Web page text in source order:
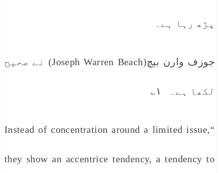
پڑھ رہا ہے۔
جوزف وارن بیچ(Joseph Warren Beach) نے صحیح
لکھا ہے۔ ۱؎
“Instead of concentration around a limited issue,
they show an accentrice tendency, a tendency to